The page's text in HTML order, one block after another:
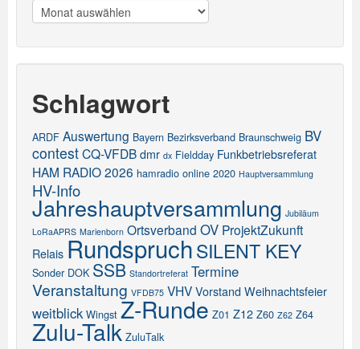
Meldungen
Schlagwort
ARDF Auswertung Bayern Bezirksverband Braunschweig BV
contestCQ-VFDB dmr dx Fieldday Funkbetriebsreferat
HAM RADIO 2026 hamradio online 2020 Hauptversammlung
HV-Info
Jahreshauptversammlung Jubiläum
LoRaAPRS Marienborn Ortsverband OV ProjektZukunft
Relais RundspruchSILENT KEY
Sonder DOK SSB Standortreferat Termine
Veranstaltung VFDB75 VHV Vorstand Weihnachtsfeier
weitblick Wingst Z-Runde Z01 Z12 Z60 Z62 Z64
Zulu-Talk ZuluTalk